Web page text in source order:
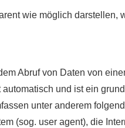
wie möglich
Abruf von Daten von
und ist ein
unter anderem
(sog. user agent), die